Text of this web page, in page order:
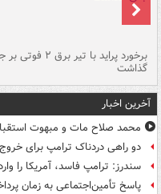
برخورد پراید با تیر برق ۲
گذاشت
آخرین اخبار
محمد صلاح مات و مبهوت
دو راهی دردناک ترامپ برای
سندرز: ترامپ فاسد، آمریکا را
پاسخ تأمین‌اجتماعی به زمان